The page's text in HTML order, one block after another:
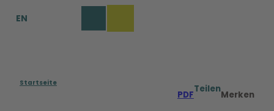
EN
Startseite
PDF
Teilen
Merken